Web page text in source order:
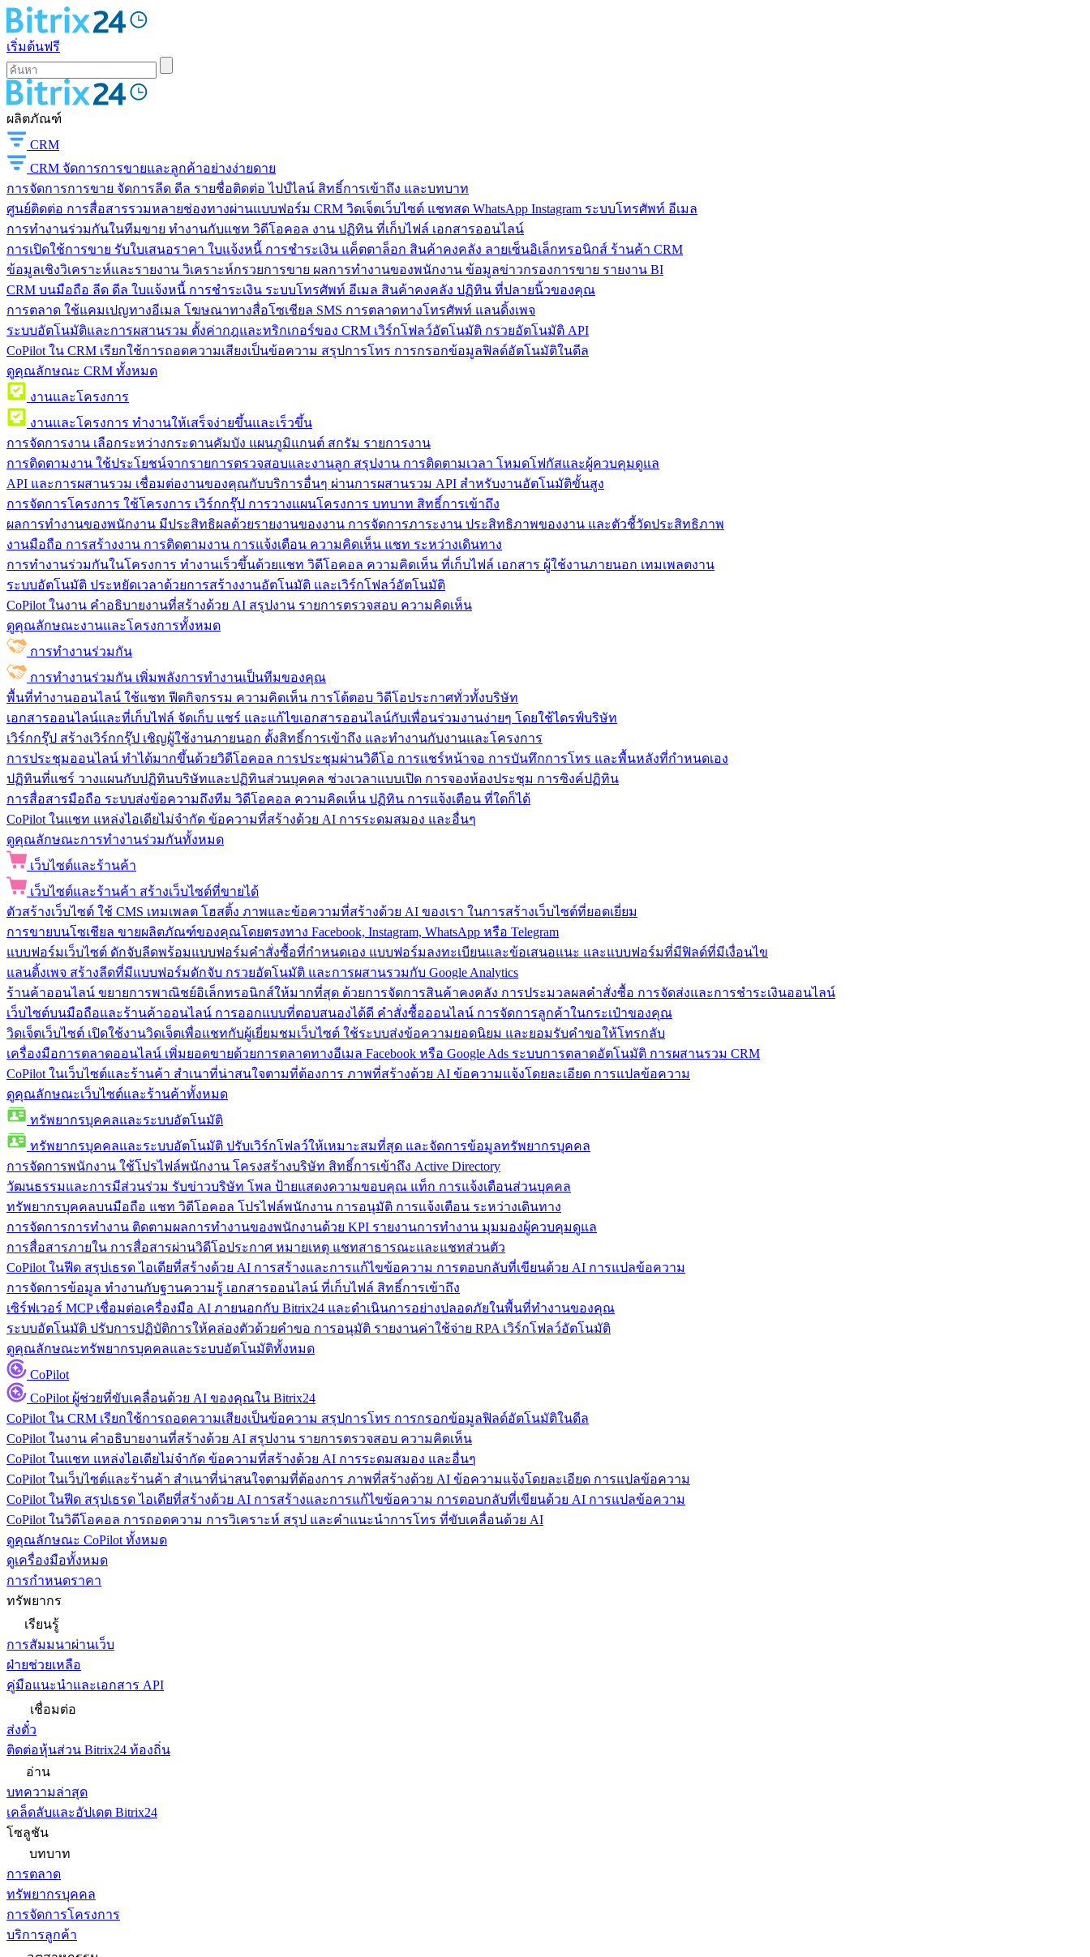
เริ่มต้นฟรี
ผลิตภัณฑ์
CRM
CRM จัดการการขายและลูกค้าอย่างง่ายดาย
การจัดการการขาย จัดการลีด ดีล รายชื่อติดต่อ ไปป์ไลน์ สิทธิ์การเข้าถึง และบทบาท
ศูนย์ติดต่อ การสื่อสารรวมหลายช่องทางผ่านแบบฟอร์ม CRM วิดเจ็ตเว็บไซต์ แชทสด WhatsApp Instagram ระบบโทรศัพท์ อีเมล
การทำงานร่วมกันในทีมขาย ทำงานกับแชท วิดีโอคอล งาน ปฏิทิน ที่เก็บไฟล์ เอกสารออนไลน์
การเปิดใช้การขาย รับใบเสนอราคา ใบแจ้งหนี้ การชำระเงิน แค็ตตาล็อก สินค้าคงคลัง ลายเซ็นอิเล็กทรอนิกส์ ร้านค้า CRM
ข้อมูลเชิงวิเคราะห์และรายงาน วิเคราะห์กรวยการขาย ผลการทำงานของพนักงาน ข้อมูลข่าวกรองการขาย รายงาน BI
CRM บนมือถือ ลีด ดีล ใบแจ้งหนี้ การชำระเงิน ระบบโทรศัพท์ อีเมล สินค้าคงคลัง ปฏิทิน ที่ปลายนิ้วของคุณ
การตลาด ใช้แคมเปญทางอีเมล โฆษณาทางสื่อโซเชียล SMS การตลาดทางโทรศัพท์ แลนดิ้งเพจ
ระบบอัตโนมัติและการผสานรวม ตั้งค่ากฎและทริกเกอร์ของ CRM เวิร์กโฟลว์อัตโนมัติ กรวยอัตโนมัติ API
CoPilot ใน CRM เรียกใช้การถอดความเสียงเป็นข้อความ สรุปการโทร การกรอกข้อมูลฟิลด์อัตโนมัติในดีล
ดูคุณลักษณะ CRM ทั้งหมด
งานและโครงการ
งานและโครงการ ทำงานให้เสร็จง่ายขึ้นและเร็วขึ้น
การจัดการงาน เลือกระหว่างกระดานคัมบัง แผนภูมิแกนต์ สกรัม รายการงาน
การติดตามงาน ใช้ประโยชน์จากรายการตรวจสอบและงานลูก สรุปงาน การติดตามเวลา โหมดโฟกัสและผู้ควบคุมดูแล
API และการผสานรวม เชื่อมต่องานของคุณกับบริการอื่นๆ ผ่านการผสานรวม API สำหรับงานอัตโนมัติขั้นสูง
การจัดการโครงการ ใช้โครงการ เวิร์กกรุ๊ป การวางแผนโครงการ บทบาท สิทธิ์การเข้าถึง
ผลการทำงานของพนักงาน มีประสิทธิผลด้วยรายงานของงาน การจัดการภาระงาน ประสิทธิภาพของงาน และตัวชี้วัดประสิทธิภาพ
งานมือถือ การสร้างงาน การติดตามงาน การแจ้งเตือน ความคิดเห็น แชท ระหว่างเดินทาง
การทำงานร่วมกันในโครงการ ทํางานเร็วขึ้นด้วยแชท วิดีโอคอล ความคิดเห็น ที่เก็บไฟล์ เอกสาร ผู้ใช้งานภายนอก เทมเพลตงาน
ระบบอัตโนมัติ ประหยัดเวลาด้วยการสร้างงานอัตโนมัติ และเวิร์กโฟลว์อัตโนมัติ
CoPilot ในงาน คำอธิบายงานที่สร้างด้วย AI สรุปงาน รายการตรวจสอบ ความคิดเห็น
ดูคุณลักษณะงานและโครงการทั้งหมด
การทำงานร่วมกัน
การทำงานร่วมกัน เพิ่มพลังการทำงานเป็นทีมของคุณ
พื้นที่ทำงานออนไลน์ ใช้แชท ฟีดกิจกรรม ความคิดเห็น การโต้ตอบ วิดีโอประกาศทั่วทั้งบริษัท
เอกสารออนไลน์และที่เก็บไฟล์ จัดเก็บ แชร์ และแก้ไขเอกสารออนไลน์กับเพื่อนร่วมงานง่ายๆ โดยใช้ไดรฟ์บริษัท
เวิร์กกรุ๊ป สร้างเวิร์กกรุ๊ป เชิญผู้ใช้งานภายนอก ตั้งสิทธิ์การเข้าถึง และทำงานกับงานและโครงการ
การประชุมออนไลน์ ทำได้มากขึ้นด้วยวิดีโอคอล การประชุมผ่านวิดีโอ การแชร์หน้าจอ การบันทึกการโทร และพื้นหลังที่กำหนดเอง
ปฏิทินที่แชร์ วางแผนกับปฏิทินบริษัทและปฏิทินส่วนบุคคล ช่วงเวลาแบบเปิด การจองห้องประชุม การซิงค์ปฏิทิน
การสื่อสารมือถือ ระบบส่งข้อความถึงทีม วิดีโอคอล ความคิดเห็น ปฏิทิน การแจ้งเตือน ที่ใดก็ได้
CoPilot ในแชท แหล่งไอเดียไม่จำกัด ข้อความที่สร้างด้วย AI การระดมสมอง และอื่นๆ
ดูคุณลักษณะการทำงานร่วมกันทั้งหมด
เว็บไซต์และร้านค้า
เว็บไซต์และร้านค้า สร้างเว็บไซต์ที่ขายได้
ตัวสร้างเว็บไซต์ ใช้ CMS เทมเพลต โฮสติ้ง ภาพและข้อความที่สร้างด้วย AI ของเรา ในการสร้างเว็บไซต์ที่ยอดเยี่ยม
การขายบนโซเชียล ขายผลิตภัณฑ์ของคุณโดยตรงทาง Facebook, Instagram, WhatsApp หรือ Telegram
แบบฟอร์มเว็บไซต์ ดักจับลีดพร้อมแบบฟอร์มคำสั่งซื้อที่กำหนดเอง แบบฟอร์มลงทะเบียนและข้อเสนอแนะ และแบบฟอร์มที่มีฟิลด์ที่มีเงื่อนไข
แลนดิ้งเพจ สร้างลีดที่มีแบบฟอร์มดักจับ กรวยอัตโนมัติ และการผสานรวมกับ Google Analytics
ร้านค้าออนไลน์ ขยายการพาณิชย์อิเล็กทรอนิกส์ให้มากที่สุด ด้วยการจัดการสินค้าคงคลัง การประมวลผลคำสั่งซื้อ การจัดส่งและการชำระเงินออนไลน์
เว็บไซต์บนมือถือและร้านค้าออนไลน์ การออกแบบที่ตอบสนองได้ดี คำสั่งซื้อออนไลน์ การจัดการลูกค้าในกระเป๋าของคุณ
วิดเจ็ตเว็บไซต์ เปิดใช้งานวิดเจ็ตเพื่อแชทกับผู้เยี่ยมชมเว็บไซต์ ใช้ระบบส่งข้อความยอดนิยม และยอมรับคำขอให้โทรกลับ
เครื่องมือการตลาดออนไลน์ เพิ่มยอดขายด้วยการตลาดทางอีเมล Facebook หรือ Google Ads ระบบการตลาดอัตโนมัติ การผสานรวม CRM
CoPilot ในเว็บไซต์และร้านค้า สำเนาที่น่าสนใจตามที่ต้องการ ภาพที่สร้างด้วย AI ข้อความแจ้งโดยละเอียด การแปลข้อความ
ดูคุณลักษณะเว็บไซต์และร้านค้าทั้งหมด
ทรัพยากรบุคคลและระบบอัตโนมัติ
ทรัพยากรบุคคลและระบบอัตโนมัติ ปรับเวิร์กโฟลว์ให้เหมาะสมที่สุด และจัดการข้อมูลทรัพยากรบุคคล
การจัดการพนักงาน ใช้โปรไฟล์พนักงาน โครงสร้างบริษัท สิทธิ์การเข้าถึง Active Directory
วัฒนธรรมและการมีส่วนร่วม รับข่าวบริษัท โพล ป้ายแสดงความขอบคุณ แท็ก การแจ้งเตือนส่วนบุคคล
ทรัพยากรบุคคลบนมือถือ แชท วิดีโอคอล โปรไฟล์พนักงาน การอนุมัติ การแจ้งเตือน ระหว่างเดินทาง
การจัดการการทำงาน ติดตามผลการทำงานของพนักงานด้วย KPI รายงานการทำงาน มุมมองผู้ควบคุมดูแล
การสื่อสารภายใน การสื่อสารผ่านวิดีโอประกาศ หมายเหตุ แชทสาธารณะและแชทส่วนตัว
CoPilot ในฟีด สรุปเธรด ไอเดียที่สร้างด้วย AI การสร้างและการแก้ไขข้อความ การตอบกลับที่เขียนด้วย AI การแปลข้อความ
การจัดการข้อมูล ทำงานกับฐานความรู้ เอกสารออนไลน์ ที่เก็บไฟล์ สิทธิ์การเข้าถึง
เซิร์ฟเวอร์ MCP เชื่อมต่อเครื่องมือ AI ภายนอกกับ Bitrix24 และดำเนินการอย่างปลอดภัยในพื้นที่ทำงานของคุณ
ระบบอัตโนมัติ ปรับการปฏิบัติการให้คล่องตัวด้วยคำขอ การอนุมัติ รายงานค่าใช้จ่าย RPA เวิร์กโฟลว์อัตโนมัติ
ดูคุณลักษณะทรัพยากรบุคคลและระบบอัตโนมัติทั้งหมด
CoPilot
CoPilot ผู้ช่วยที่ขับเคลื่อนด้วย AI ของคุณใน Bitrix24
CoPilot ใน CRM เรียกใช้การถอดความเสียงเป็นข้อความ สรุปการโทร การกรอกข้อมูลฟิลด์อัตโนมัติในดีล
CoPilot ในงาน คำอธิบายงานที่สร้างด้วย AI สรุปงาน รายการตรวจสอบ ความคิดเห็น
CoPilot ในแชท แหล่งไอเดียไม่จำกัด ข้อความที่สร้างด้วย AI การระดมสมอง และอื่นๆ
CoPilot ในเว็บไซต์และร้านค้า สำเนาที่น่าสนใจตามที่ต้องการ ภาพที่สร้างด้วย AI ข้อความแจ้งโดยละเอียด การแปลข้อความ
CoPilot ในฟีด สรุปเธรด ไอเดียที่สร้างด้วย AI การสร้างและการแก้ไขข้อความ การตอบกลับที่เขียนด้วย AI การแปลข้อความ
CoPilot ในวิดีโอคอล การถอดความ การวิเคราะห์ สรุป และคำแนะนำการโทร ที่ขับเคลื่อนด้วย AI
ดูคุณลักษณะ CoPilot ทั้งหมด
ดูเครื่องมือทั้งหมด
การกำหนดราคา
ทรัพยากร
เรียนรู้
การสัมมนาผ่านเว็บ
ฝ่ายช่วยเหลือ
คู่มือแนะนำและเอกสาร API
เชื่อมต่อ
ส่งตั๋ว
ติดต่อหุ้นส่วน Bitrix24 ท้องถิ่น
อ่าน
บทความล่าสุด
เคล็ดลับและอัปเดต Bitrix24
โซลูชัน
บทบาท
การตลาด
ทรัพยากรบุคคล
การจัดการโครงการ
บริการลูกค้า